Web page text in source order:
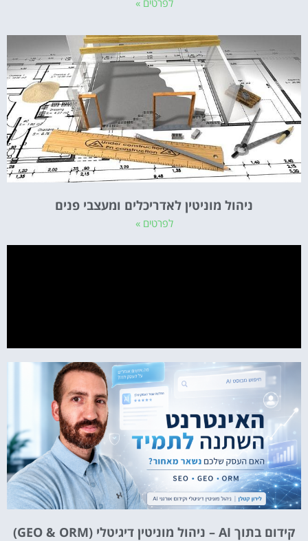
ניהול מוניטין לאדריכלים ומעצבי פנים
לפרטים »
קידום בתוך AI – ניהול מוניטין דיגיטלי (GEO & ORM)